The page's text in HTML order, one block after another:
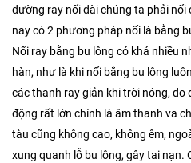
đường ray nối dài chúng ta phải nối
nay có 2 phương pháp nối là bằng
Nối ray bằng bu lông có khá nhiều
hàn, như là khi nối bằng bu lông
các thanh ray giản khi trời nóng, do
động rất lớn chính là âm thanh va
tàu cũng không cao, không êm,
xung quanh lỗ bu lông, gây tai nạn.